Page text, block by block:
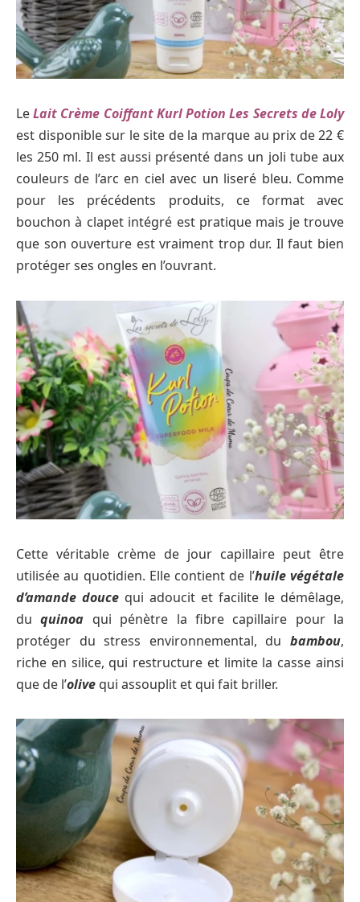
LeLait Crème Coiffant Kurl Potion Les Secrets de Loly
est disponible sur le site de la marque au prix de 22 €
les 250 ml. Il est aussi présenté dans un joli tube aux
couleurs de l’arc en ciel avec un liseré bleu. Comme
pour les précédents produits, ce format avec
bouchon à clapet intégré est pratique mais je trouve
que son ouverture est vraiment trop dur. Il faut bien
protéger ses ongles en l’ouvrant.
Cette véritable crème de jour capillaire peut être
utilisée au quotidien. Elle contient de l’huile végétale
d’amande douce qui adoucit et facilite le démêlage,
duquinoa qui pénètre la fibre capillaire pour la
protéger du stress environnemental, du bambou,
riche en silice, qui restructure et limite la casse ainsi
que de l’olive qui assouplit et qui fait briller.